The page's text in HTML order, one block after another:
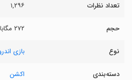
تعداد نظرات ۱,۲۹۶
حجم ۲۷۲ مگابایت
نوع بازی
دسته‌بندی اکشن